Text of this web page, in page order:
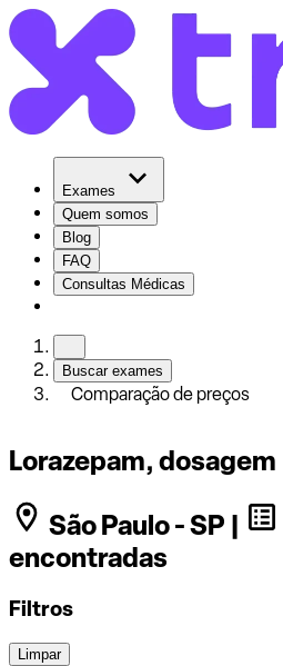
Exames
Quem somos
Blog
FAQ
Consultas Médicas
Buscar exames
Comparação de preços
Lorazepam, dosagem
São Paulo - SP |
encontradas
Filtros
Limpar